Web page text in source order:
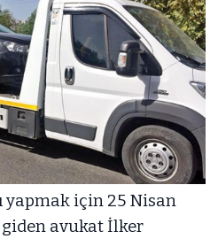
için 25 Nisan
giden avukat İlker